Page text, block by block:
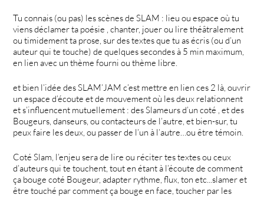
Tu connais (ou pas) les scènes de SLAM : lieu ou espace où tu
viens déclamer ta poésie , chanter, jouer ou lire théâtralement
ou timidement ta prose, sur des textes que tu as écris (ou d’un
auteur qui te touche) de quelques secondes à 5 min maximum,
en lien avec un thème fourni ou thème libre.
et bien l’idée des SLAM’JAM c’est mettre en lien ces 2 là, ouvrir
un espace d’écoute et de mouvement où les deux relationnent
et s’influencent mutuellement : des Slameurs d’un coté , et des
Bougeurs, danseurs, ou contacteurs de l’autre, et bien-sur, tu
peux faire les deux, ou passer de l’un à l’autre…ou être témoin.
Coté Slam, l’enjeu sera de lire ou réciter tes textes ou ceux
d’auteurs qui te touchent, tout en étant à l’écoute de comment
ça bouge coté Bougeur, adapter rythme, flux, ton etc...slamer et
être touché par comment ça bouge en face, toucher par les